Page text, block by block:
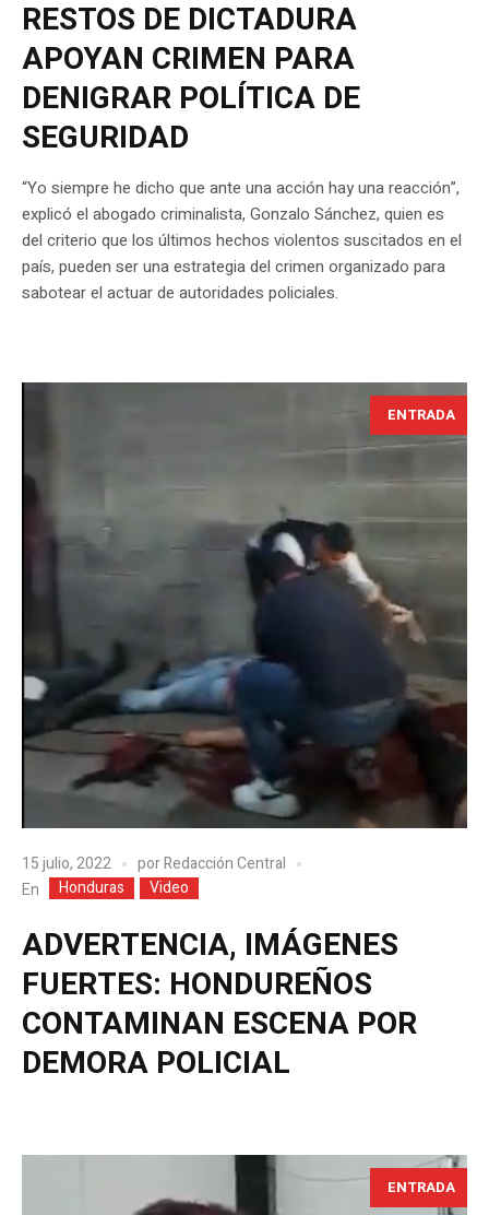
RESTOS DE DICTADURA
APOYAN CRIMEN PARA
DENIGRAR POLÍTICA DE
SEGURIDAD
“Yo siempre he dicho que ante una acción hay una reacción”,
explicó el abogado criminalista, Gonzalo Sánchez, quien es
del criterio que los últimos hechos violentos suscitados en el
país, pueden ser una estrategia del crimen organizado para
sabotear el actuar de autoridades policiales.
ENTRADA
15 julio, 2022 porRedacción Central
En
Honduras Video
ADVERTENCIA, IMÁGENES
FUERTES: HONDUREÑOS
CONTAMINAN ESCENA POR
DEMORA POLICIAL
ENTRADA